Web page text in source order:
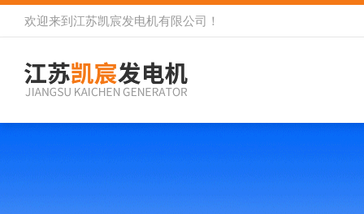
欢迎来到 江苏凯宸发电机有限公司 ！